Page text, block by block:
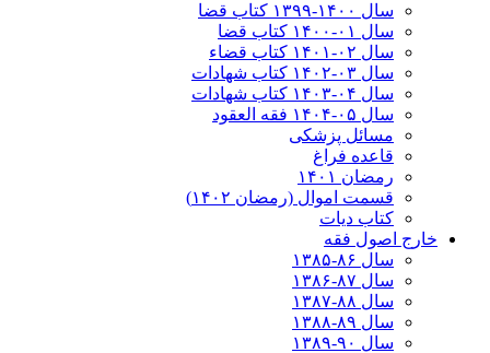
سال ۱۴۰۰-۱۳۹۹ کتاب قضا
سال ۰۱-۱۴۰۰ کتاب قضا
سال ۰۲-۱۴۰۱ کتاب قضاء
سال ۰۳-۱۴۰۲ کتاب شهادات
سال ۰۴-۱۴۰۳ کتاب شهادات
سال ۰۵-۱۴۰۴ فقه العقود
مسائل پزشکی
قاعده فراغ
رمضان ۱۴۰۱
قسمت اموال (رمضان ۱۴۰۲)
کتاب دیات
خارج اصول فقه
سال ۸۶-۱۳۸۵
سال ۸۷-۱۳۸۶
سال ۸۸-۱۳۸۷
سال ۸۹-۱۳۸۸
سال ۹۰-۱۳۸۹